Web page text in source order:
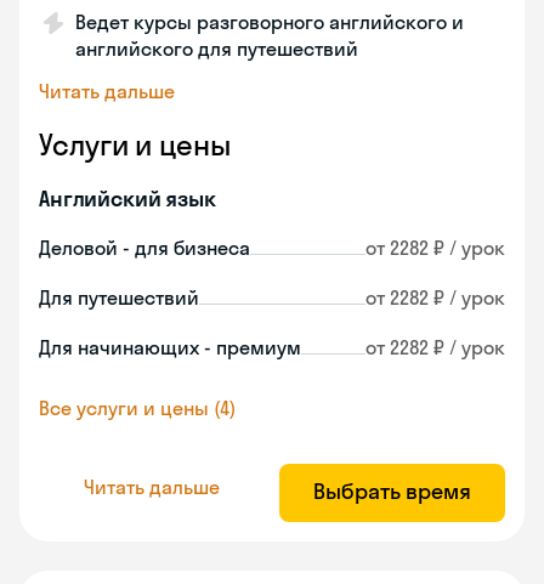
Ведет курсы разговорного английского и
английского для путешествий
Читать дальше
Услуги и цены
Английский язык
Деловой - для бизнеса от 2282 ₽ / урок
Для путешествий от 2282 ₽ / урок
Для начинающих - премиум от 2282 ₽ / урок
Все услуги и цены (4)
Читать дальше Выбрать время